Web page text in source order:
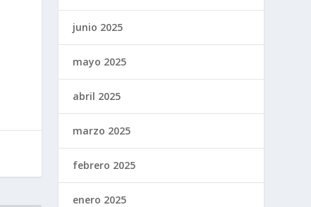
junio 2025
mayo 2025
abril 2025
marzo 2025
febrero 2025
enero 2025